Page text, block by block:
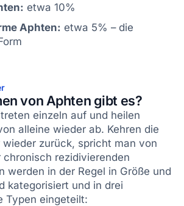
etwa 10%
Aphten: etwa 5% – die
von Aphten gibt es?
einzeln auf und heilen
alleine wieder ab. Kehren die
wieder zurück, spricht man von
chronisch rezidivierenden
werden in der Regel in Größe und
kategorisiert und in drei
Typen eingeteilt: